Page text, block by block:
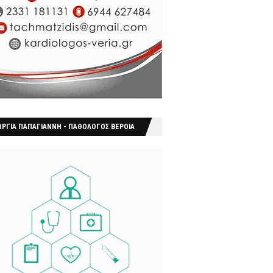
ΠΑΠΑΓΙΑΝΝΗ - ΠΑΘΟΛΟΓΟΣ ΒΕΡΟΙΑ